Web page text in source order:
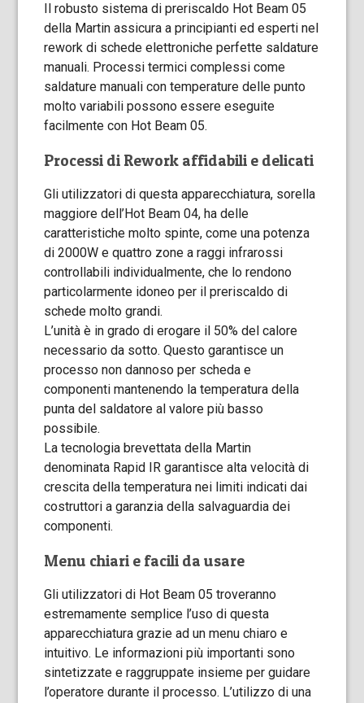
Il robusto sistema di preriscaldo Hot Beam 05
della Martin assicura a principianti ed esperti nel
rework di schede elettroniche perfette saldature
manuali. Processi termici complessi come
saldature manuali con temperature delle punto
molto variabili possono essere eseguite
facilmente con Hot Beam 05.
Processi di Rework affidabili e delicati
Gli utilizzatori di questa apparecchiatura, sorella
maggiore dell’Hot Beam 04, ha delle
caratteristiche molto spinte, come una potenza
di 2000W e quattro zone a raggi infrarossi
controllabili individualmente, che lo rendono
particolarmente idoneo per il preriscaldo di
schede molto grandi.
L’unità è in grado di erogare il 50% del calore
necessario da sotto. Questo garantisce un
processo non dannoso per scheda e
componenti mantenendo la temperatura della
punta del saldatore al valore più basso
possibile.
La tecnologia brevettata della Martin
denominata Rapid IR garantisce alta velocità di
crescita della temperatura nei limiti indicati dai
costruttori a garanzia della salvaguardia dei
componenti.
Menu chiari e facili da usare
Gli utilizzatori di Hot Beam 05 troveranno
estremamente semplice l’uso di questa
apparecchiatura grazie ad un menu chiaro e
intuitivo. Le informazioni più importanti sono
sintetizzate e raggruppate insieme per guidare
l’operatore durante il processo. L’utilizzo di una